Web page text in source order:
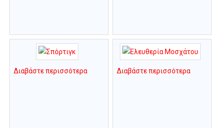
Διαβάστε περισσότερα Διαβάστε περισσότερα